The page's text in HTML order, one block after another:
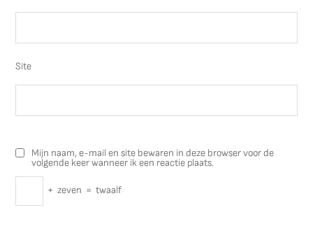
Site
Mijn naam, e-mail en site bewaren in deze browser voor de
volgende keer wanneer ik een reactie plaats.
+ zeven = twaalf